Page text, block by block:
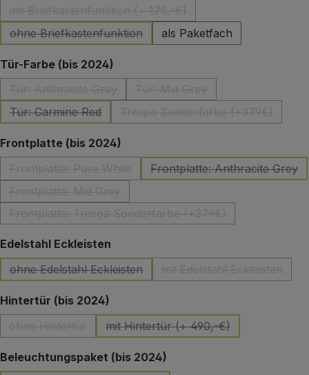
(Diese Option ist zurzeit nicht verfügbar.)
ohne Briefkastenfunktion
(Diese Option ist zurzeit nicht verfügbar.)
als Paketfach
Tür-Farbe (bis 2024)
(Diese Option ist zurzeit nicht verfügbar.)
(Diese Option ist zurzeit nicht
Tür: Carmine Red
(Diese Option ist zurzeit nicht verfügbar.)
Frontplatte (bis 2024)
(Diese Option ist zurzeit nicht verfügbar.)
Frontplatte: Anthracite Grey
(Diese Option ist
(Diese Option ist zurzeit nicht verfügbar.)
(Diese Option ist zurzeit nicht verfügbar.)
Edelstahl Eckleisten
ohne Edelstahl Eckleisten
(Diese Option ist zurzeit nicht verfügbar.)
Hintertür (bis 2024)
(Diese Option ist zurzeit nicht verfügbar.)
mit Hintertür (+ 490,-€)
(Diese Option ist zurzeit nicht
Beleuchtungspaket (bis 2024)